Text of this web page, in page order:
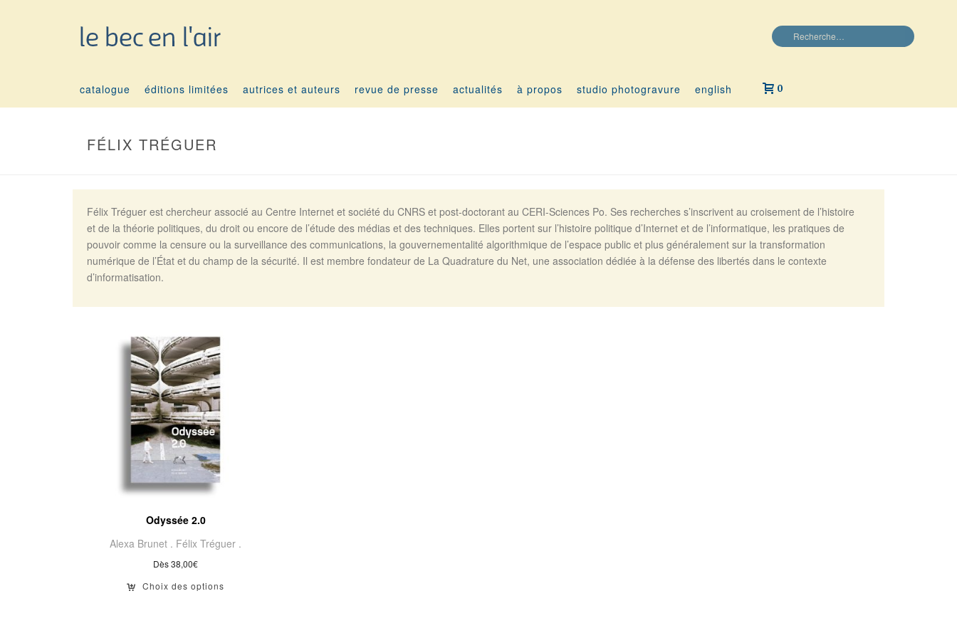
catalogue éditions limitées autrices et auteurs revue de presse actualités à propos studio photogravure english 0
FÉLIX TRÉGUER
Félix Tréguer est chercheur associé au Centre Internet et société du CNRS et post-doctorant au CERI-Sciences Po. Ses recherches s’inscrivent au croisement de l’histoire
et de la théorie politiques, du droit ou encore de l’étude des médias et des techniques. Elles portent sur l’histoire politique d’Internet et de l’informatique, les pratiques de
pouvoir comme la censure ou la surveillance des communications, la gouvernementalité algorithmique de l’espace public et plus généralement sur la transformation
numérique de l’État et du champ de la sécurité. Il est membre fondateur de La Quadrature du Net, une association dédiée à la défense des libertés dans le contexte
d’informatisation.
Odyssée 2.0
Alexa Brunet . Félix Tréguer .
Dès38,00€
Choix des options